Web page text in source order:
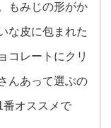
もみじの形がか
な皮に包まれた
コレートにクリ
んあって選ぶの
番オススメで